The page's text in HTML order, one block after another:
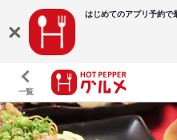
はじめてのアプリ予約で
一覧